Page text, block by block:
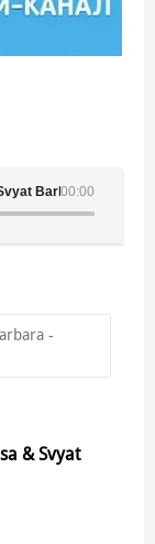
00:00
Barbara - Море
-
& Svyat